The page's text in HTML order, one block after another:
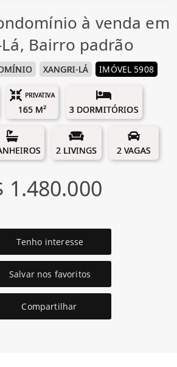
à venda em
Bairro padrão
XANGRI-LÁ IMÓVEL 5908
PRIVATIVA
165 M² 3 DORMITÓRIOS
2 LIVINGS 2 VAGAS
1.480.000
Tenho interesse
Salvar nos favoritos
Compartilhar